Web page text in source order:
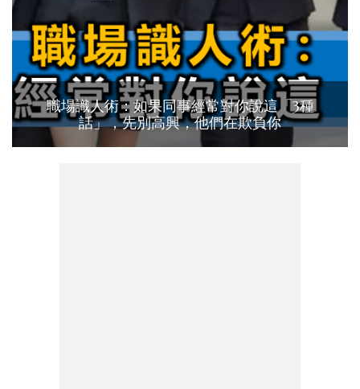
職場識人術：如果同事經常對你說這「3種
話」，先別高興，他們在欺負你